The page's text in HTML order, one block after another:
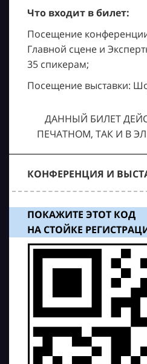
Что входит в билет:
Посещение
Главной сцене и
35 спикерам;
Посещение выставки:
ДАННЫЙ БИЛЕТ
ПЕЧАТНОМ, ТАК И В
КОНФЕРЕНЦИЯ И
ПОКАЖИТЕ ЭТОТ КОД
НА СТОЙКЕ